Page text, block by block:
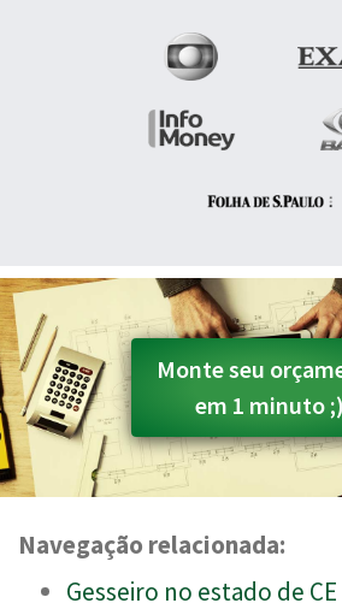
Monte seu
em 1 minuto ;)
Navegação relacionada:
Gesseiro no estado de CE